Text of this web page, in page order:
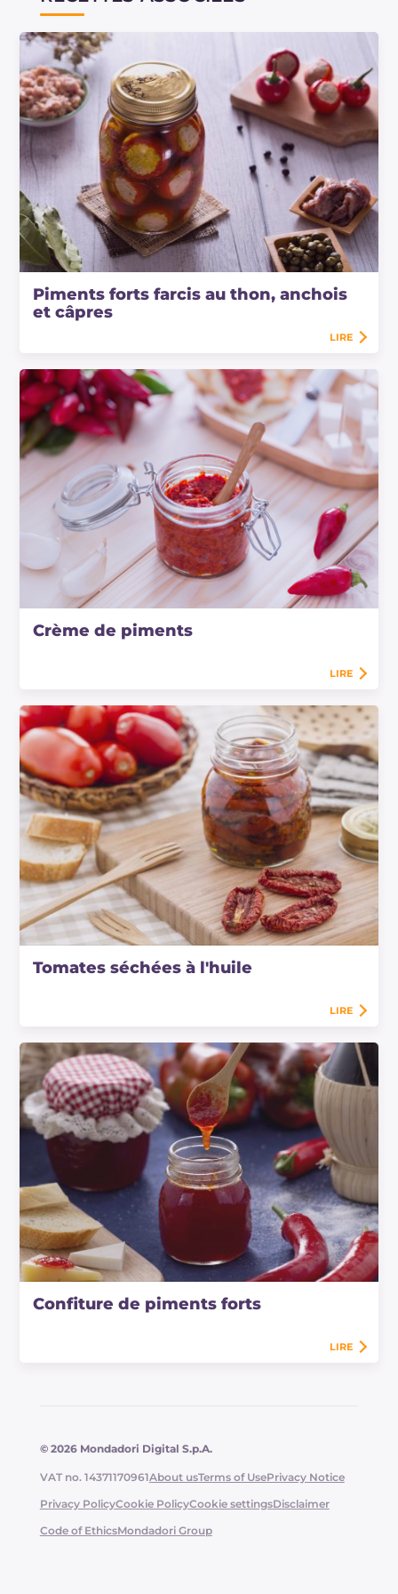
de la Santé.
Piments forts farcis au thon, anchois
et câpres
LIRE
Crème de piments
LIRE
Tomates séchées à l'huile
LIRE
Confiture de piments forts
LIRE
© 2026 Mondadori Digital S.p.A.
VAT no. 14371170961About usTerms of UsePrivacy Notice
Privacy PolicyCookie PolicyCookie settingsDisclaimer
Code of EthicsMondadori Group